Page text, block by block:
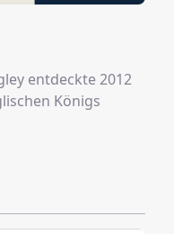
entdeckte 2012
Königs